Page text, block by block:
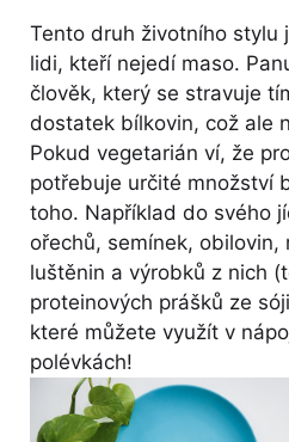
Tento druh životního stylu
lidi, kteří nejedí maso.
člověk, který se stravuje
dostatek bílkovin, což ale
Pokud vegetarián ví, že
potřebuje určité množství
toho. Například do svého
ořechů, semínek, obilovin,
luštěnin a výrobků z nich
proteinových prášků ze
které můžete využít v
polévkách!